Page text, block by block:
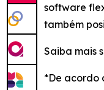
software
também
Saiba mais
*De acordo